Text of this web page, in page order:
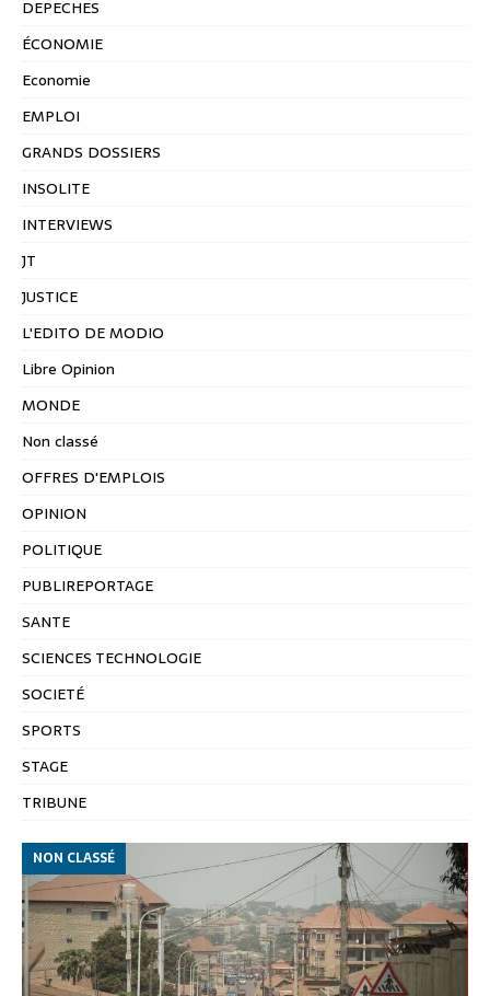
DEPECHES
ÉCONOMIE
Economie
EMPLOI
GRANDS DOSSIERS
INSOLITE
INTERVIEWS
JT
JUSTICE
L'EDITO DE MODIO
Libre Opinion
MONDE
Non classé
OFFRES D'EMPLOIS
OPINION
POLITIQUE
PUBLIREPORTAGE
SANTE
SCIENCES TECHNOLOGIE
SOCIETÉ
SPORTS
STAGE
TRIBUNE
NON CLASSÉ